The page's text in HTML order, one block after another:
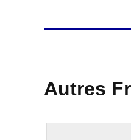
Autres